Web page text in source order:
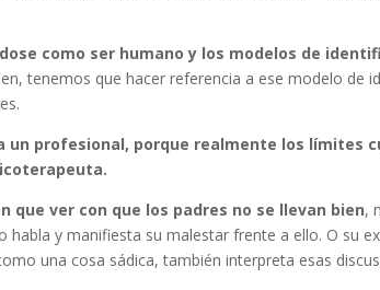
como ser humano y los modelos de
tenemos que hacer referencia a ese modelo de
un profesional, porque realmente los
ver con que los padres no se llevan bien,
y manifiesta su malestar frente a ello. O su
una cosa sádica, también interpreta esas